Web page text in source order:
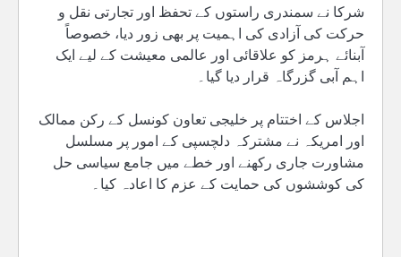
شرکا نے سمندری راستوں کے تحفظ اور تجارتی نقل و
حرکت کی آزادی کی اہمیت پر بھی زور دیا، خصوصاً
آبنائے ہرمز کو علاقائی اور عالمی معیشت کے لیے ایک
اہم آبی گزرگاہ قرار دیا گیا۔
اجلاس کے اختتام پر خلیجی تعاون کونسل کے رکن ممالک
اور امریکہ نے مشترکہ دلچسپی کے امور پر مسلسل
مشاورت جاری رکھنے اور خطے میں جامع سیاسی حل
کی کوششوں کی حمایت کے عزم کا اعادہ کیا۔